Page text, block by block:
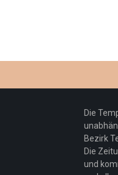
Die
Bezirk
Die
und